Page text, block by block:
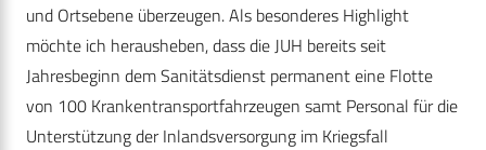
und Ortsebene überzeugen. Als besonderes Highlight
möchte ich herausheben, dass die JUH bereits seit
Jahresbeginn dem Sanitätsdienst permanent eine Flotte
von 100 Krankentransportfahrzeugen samt Personal für die
Unterstützung der Inlandsversorgung im Kriegsfall